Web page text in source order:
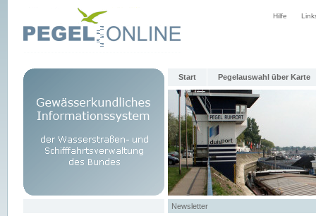
Hilfe
Start Pegelauswahl über Karte
Newsletter